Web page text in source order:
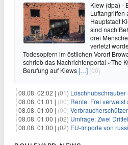
Kiew (dpa) -
Luftangriffen
Hauptstadt
sind nach
drei
verletzt
Todesopfern im östlichen Vorort
schrieb das Nachrichtenportal «The
Berufung auf Kiews[…] (00)
08.08. 02:02 | (01) Löschhubschrauber
08.08. 01:01 | (00) Rente: Frei verweist auf
08.08. 01:00 | (00) Verbraucherschützer
08.08. 01:00 | (02) Umfrage: Zwei Drittel
08.08. 01:00 | (02) EU-Importe von